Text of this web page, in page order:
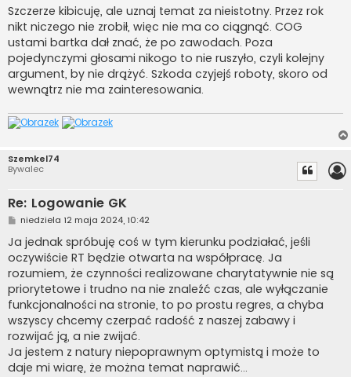
Szczerze kibicuję, ale uznaj temat za nieistotny. Przez rok
nikt niczego nie zrobił, więc nie ma co ciągnąć. COG
ustami bartka dał znać, że po zawodach. Poza
pojedynczymi głosami nikogo to nie ruszyło, czyli kolejny
argument, by nie drążyć. Szkoda czyjejś roboty, skoro od
wewnątrz nie ma zainteresowania.
Szemkel74
Bywalec
Re: Logowanie GK
P
s
t
niedziela 12 maja 2024, 10:42
Ja jednak spróbuję coś w tym kierunku podziałać, jeśli
oczywiście RT będzie otwarta na współpracę. Ja
rozumiem, że czynności realizowane charytatywnie nie są
priorytetowe i trudno na nie znaleźć czas, ale wyłączanie
funkcjonalności na stronie, to po prostu regres, a chyba
wszyscy chcemy czerpać radość z naszej zabawy i
rozwijać ją, a nie zwijać.
Ja jestem z natury niepoprawnym optymistą i może to
daje mi wiarę, że można temat naprawić...